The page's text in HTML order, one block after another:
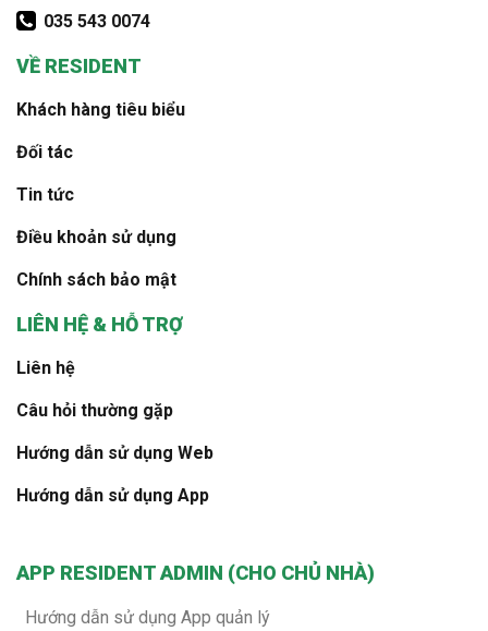
035 543 0074
VỀ RESIDENT
Khách hàng tiêu biểu
Đối tác
Tin tức
Điều khoản sử dụng
Chính sách bảo mật
LIÊN HỆ & HỖ TRỢ
Liên hệ
Câu hỏi thường gặp
Hướng dẫn sử dụng Web
Hướng dẫn sử dụng App
APP RESIDENT ADMIN (CHO CHỦ NHÀ)
Hướng dẫn sử dụng App quản lý